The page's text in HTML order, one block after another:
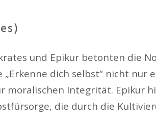
und Epikur betonten die
„Erkenne dich selbst“ nicht
moralischen Integrität. Epikur
die durch die